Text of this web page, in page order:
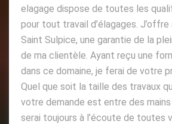
elagage dispose de toutes les
pour tout travail d’élagages. J’offre
Saint Sulpice, une garantie de la
de ma clientèle. Ayant reçu une
dans ce domaine, je ferai de votre
Quel que soit la taille des travaux
votre demande est entre des
serai toujours à l’écoute de toutes